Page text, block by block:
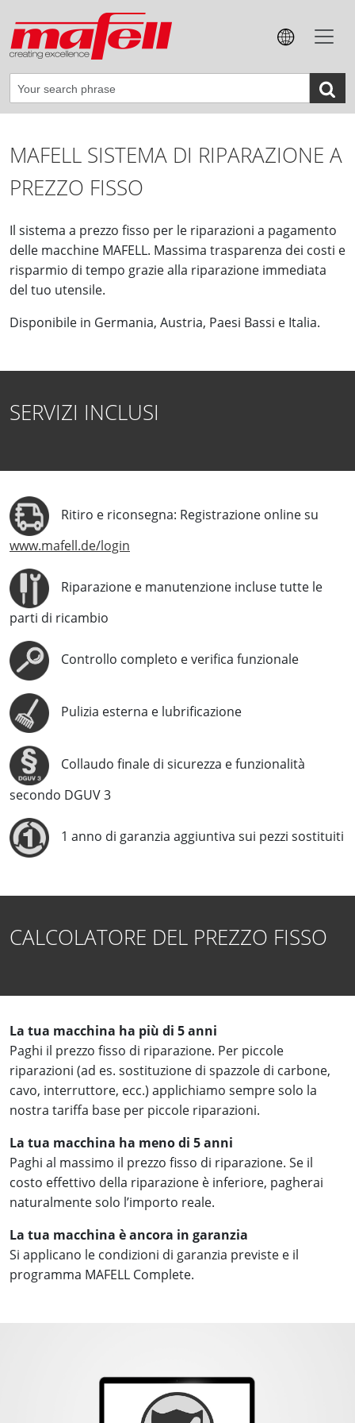
MAFELL SISTEMA DI RIPARAZIONE A
PREZZO FISSO
Il sistema a prezzo fisso per le riparazioni a pagamento
delle macchine MAFELL. Massima trasparenza dei costi e
risparmio di tempo grazie alla riparazione immediata
del tuo utensile.
Disponibile in Germania, Austria, Paesi Bassi e Italia.
SERVIZI INCLUSI
Ritiro e riconsegna: Registrazione online su
www.mafell.de/login
Riparazione e manutenzione incluse tutte le
parti di ricambio
Controllo completo e verifica funzionale
Pulizia esterna e lubrificazione
Collaudo finale di sicurezza e funzionalità
secondo DGUV 3
1 anno di garanzia aggiuntiva sui pezzi sostituiti
CALCOLATORE DEL PREZZO FISSO
La tua macchina ha più di 5 anni
Paghi il prezzo fisso di riparazione. Per piccole
riparazioni (ad es. sostituzione di spazzole di carbone,
cavo, interruttore, ecc.) applichiamo sempre solo la
nostra tariffa base per piccole riparazioni.
La tua macchina ha meno di 5 anni
Paghi al massimo il prezzo fisso di riparazione. Se il
costo effettivo della riparazione è inferiore, pagherai
naturalmente solo l’importo reale.
La tua macchina è ancora in garanzia
Si applicano le condizioni di garanzia previste e il
programma MAFELL Complete.